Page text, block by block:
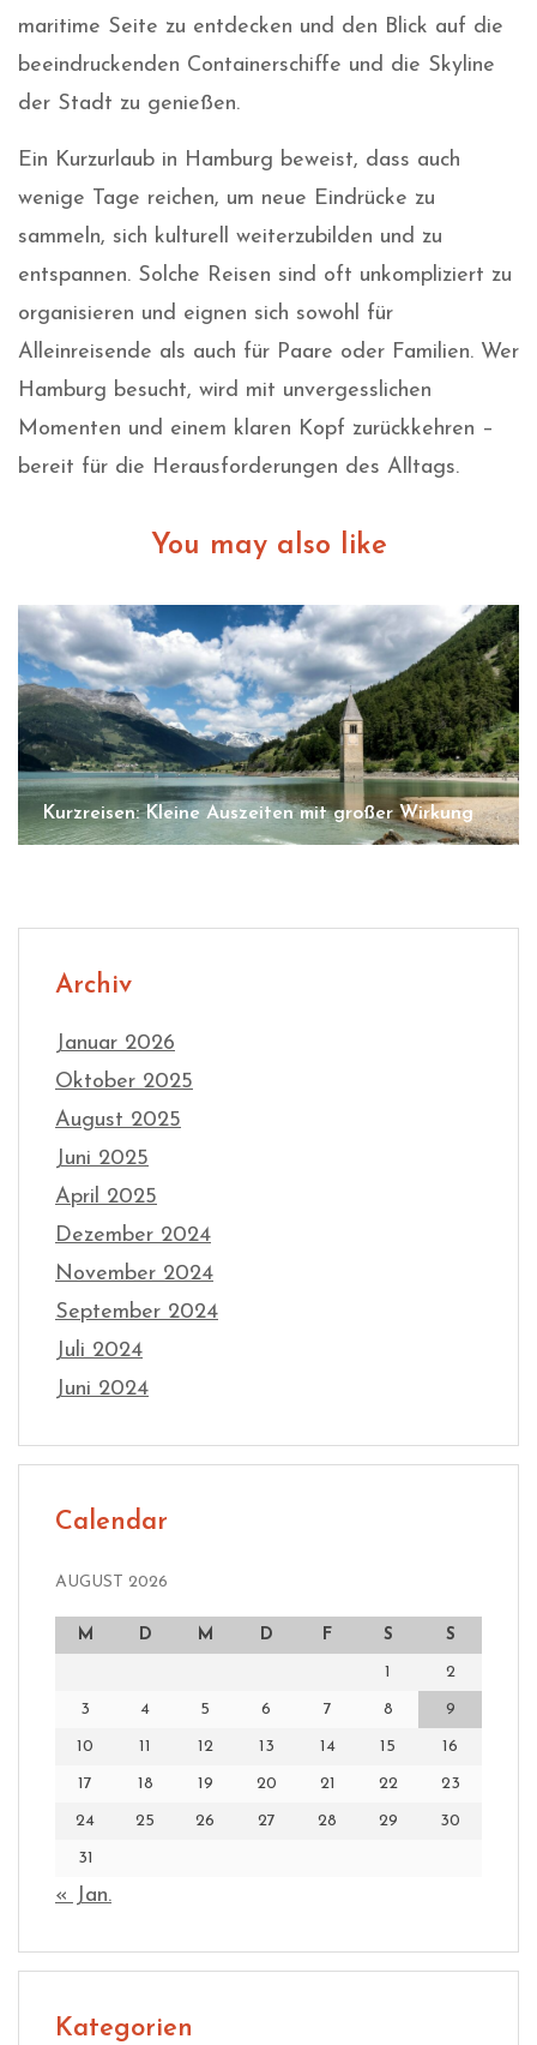
maritime Seite zu entdecken und den Blick auf die
beeindruckenden Containerschiffe und die Skyline
der Stadt zu genießen.
Ein Kurzurlaub in Hamburg beweist, dass auch
wenige Tage reichen, um neue Eindrücke zu
sammeln, sich kulturell weiterzubilden und zu
entspannen. Solche Reisen sind oft unkompliziert zu
organisieren und eignen sich sowohl für
Alleinreisende als auch für Paare oder Familien. Wer
Hamburg besucht, wird mit unvergesslichen
Momenten und einem klaren Kopf zurückkehren –
bereit für die Herausforderungen des Alltags.
You may also like
Kurzreisen: Kleine Auszeiten mit großer Wirkung
Archiv
Januar 2026
Oktober 2025
August 2025
Juni 2025
April 2025
Dezember 2024
November 2024
September 2024
Juli 2024
Juni 2024
Calendar
AUGUST 2026
M D M D F S S
1 2
3 4 5 6 7 8 9
10 11 12 13 14 15 16
17 18 19 20 21 22 23
24 25 26 27 28 29 30
31
« Jan.
Kategorien